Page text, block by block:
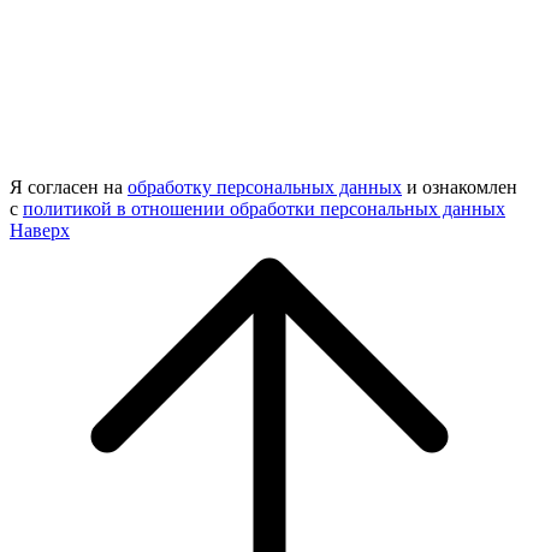
Я согласен на обработку персональных данных и ознакомлен
с политикой в отношении обработки персональных данных
Наверх